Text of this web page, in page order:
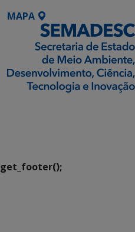
MAPA
get_footer();